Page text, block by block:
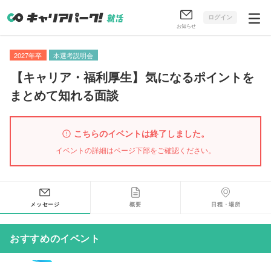
お知らせ
ログイン
2027年卒 本選考説明会
【キャリア・福利厚生】 気になるポイントを
まとめて知れる面談
こちらのイベントは終了しました。
イベントの詳細はページ下部をご確認ください。
メッセージ 概要 日程・場所
おすすめのイベント